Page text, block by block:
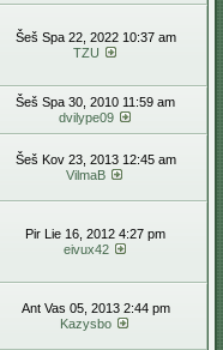
Šeš Spa 22, 2022 10:37 am
TZU
Šeš Spa 30, 2010 11:59 am
dvilype09
Šeš Kov 23, 2013 12:45 am
VilmaB
Pir Lie 16, 2012 4:27 pm
eivux42
Ant Vas 05, 2013 2:44 pm
Kazysbo